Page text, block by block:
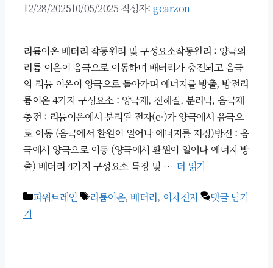
12/28/202510/05/2025 작성자: gcarzon
리튬이온 배터리 작동원리 및 구성요소작동원리 : 양극의
리튬 이온이 음극으로 이동하며 배터리가 충전되고 음극
의 리튬 이온이 양극으로 돌아가며 에너지를 방출, 방전리
튬이온 4가지 구성요소 : 양극재, 전해질, 분리막, 음극재
충전 : 리튬이온에서 분리된 전자(e-)가 양극에서 음극으
로 이동 (음극에서 환원이 일어나 에너지를 저장)방전 : 음
극에서 양극으로 이동 (양극에서 환원이 일어나 에너지 방
출) 배터리 4가지 구성요소 특징 및 … 더 읽기
카
파워트레인
태
리튬이온, 배터리, 이차전지
댓글 남기
기